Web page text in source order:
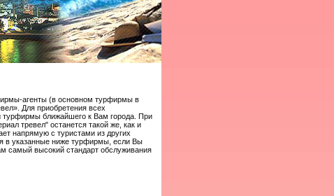
агенты (в основном турфирмы в
Для приобретения всех
турфирмы ближайшего к Вам города. При
тревел" останется такой же, как и
напрямую с туристами из других
в указанные ниже турфирмы, если Вы
самый высокий стандарт обслуживания